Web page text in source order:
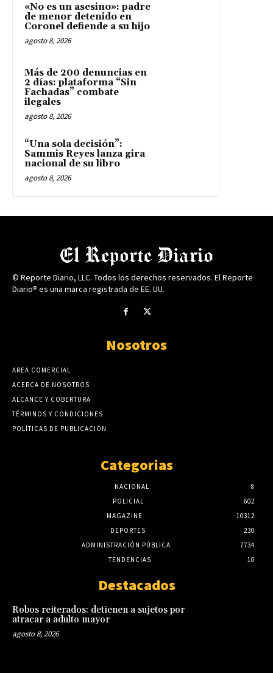
«No es un asesino»: padre
de menor detenido en
Coronel defiende a su hijo
agosto 8, 2026
Más de 200 denuncias en
2 días: plataforma “Sin
Fachadas” combate
ilegales
agosto 8, 2026
“Una sola decisión”:
Sammis Reyes lanza gira
nacional de su libro
agosto 8, 2026
© Reporte Diario, LLC. Todos los derechos reservados. El Reporte
Diario® es una marca registrada de EE. UU.
Nosotros
AREA COMERCIAL
ACERCA DE NOSOTROS
ALCANCE Y COBERTURA
TÉRMINOS Y CONDICIONES
POLÍTICAS DE PUBLICACIÓN
Categorias
NACIONAL
8
POLICIAL
602
MAGAZINE
10312
DEPORTES
230
ADMINISTRACIÓN PÚBLICA
7734
TENDENCIAS
10
Destacados
Robos reiterados: detienen a sujetos por
atracar a adulto mayor
agosto 8, 2026